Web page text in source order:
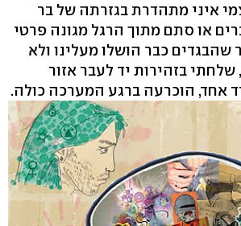
איני מתהדרת בגזרתה של בר
או סתם מתוך הרגל מגונה פרטי
שהבגדים כבר הושלו מעלינו ולא
בזהירות יד לעבר אזור
אחד, הוכרעה ברגע המערכה כולה.